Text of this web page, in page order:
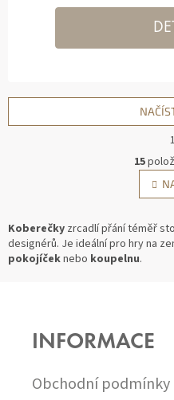
1
15
Koberečky zrcadlí přání téměř
designérů. Je ideální pro hry na
pokojíčeknebo koupelnu.
INFORMACE
Obchodní podmínky